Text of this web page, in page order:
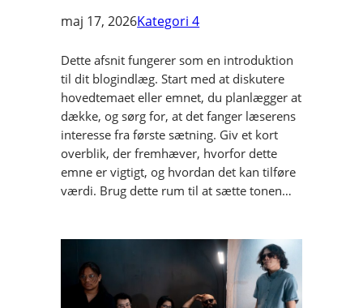
maj 17, 2026Kategori 4
Dette afsnit fungerer som en introduktion
til dit blogindlæg. Start med at diskutere
hovedtemaet eller emnet, du planlægger at
dække, og sørg for, at det fanger læserens
interesse fra første sætning. Giv et kort
overblik, der fremhæver, hvorfor dette
emne er vigtigt, og hvordan det kan tilføre
værdi. Brug dette rum til at sætte tonen…